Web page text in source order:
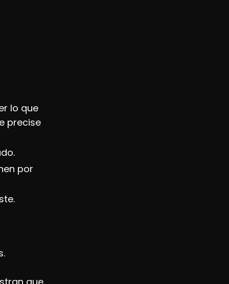
lo que
precise
por